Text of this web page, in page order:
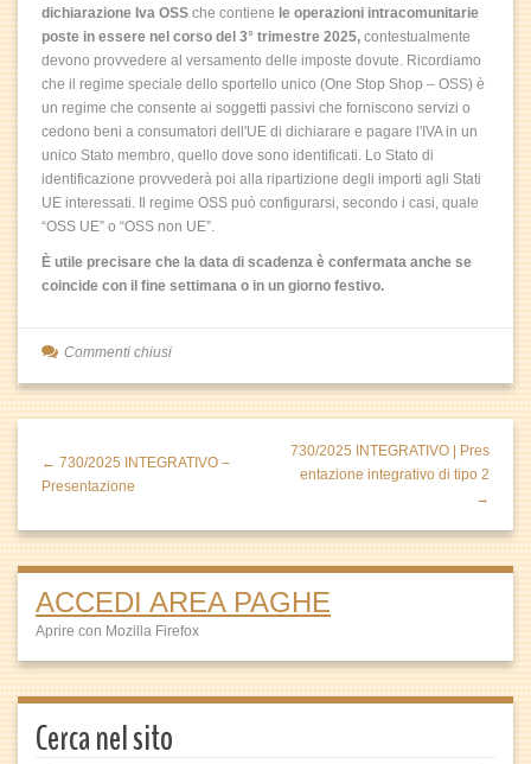
dichiarazione Iva OSS che contiene le operazioni intracomunitarie
poste in essere nel corso del 3° trimestre 2025, contestualmente
devono provvedere al versamento delle imposte dovute. Ricordiamo
che il regime speciale dello sportello unico (One Stop Shop – OSS) è
un regime che consente ai soggetti passivi che forniscono servizi o
cedono beni a consumatori dell'UE di dichiarare e pagare l'IVA in un
unico Stato membro, quello dove sono identificati. Lo Stato di
identificazione provvederà poi alla ripartizione degli importi agli Stati
UE interessati. Il regime OSS può configurarsi, secondo i casi, quale
“OSS UE” o “OSS non UE”.
È utile precisare che la data di scadenza è confermata anche se
coincide con il fine settimana o in un giorno festivo.
Commenti chiusi
← 730/2025 INTEGRATIVO –
Presentazione
730/2025 INTEGRATIVO | Pres
entazione integrativo di tipo 2
→
ACCEDI AREA PAGHE
Aprire con Mozilla Firefox
Cerca nel sito